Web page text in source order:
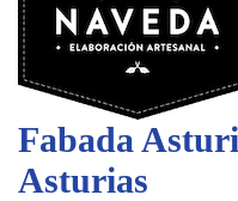
Fabada
Asturias